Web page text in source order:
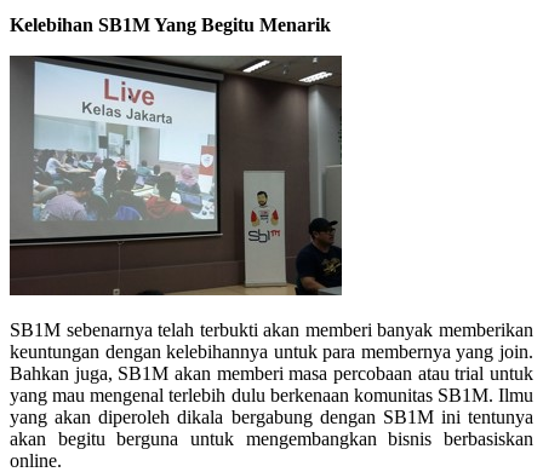
Kelebihan SB1M Yang Begitu Menarik
SB1M sebenarnya telah terbukti akan memberi banyak memberikan
keuntungan dengan kelebihannya untuk para membernya yang join.
Bahkan juga, SB1M akan memberi masa percobaan atau trial untuk
yang mau mengenal terlebih dulu berkenaan komunitas SB1M. Ilmu
yang akan diperoleh dikala bergabung dengan SB1M ini tentunya
akan begitu berguna untuk mengembangkan bisnis berbasiskan
online.